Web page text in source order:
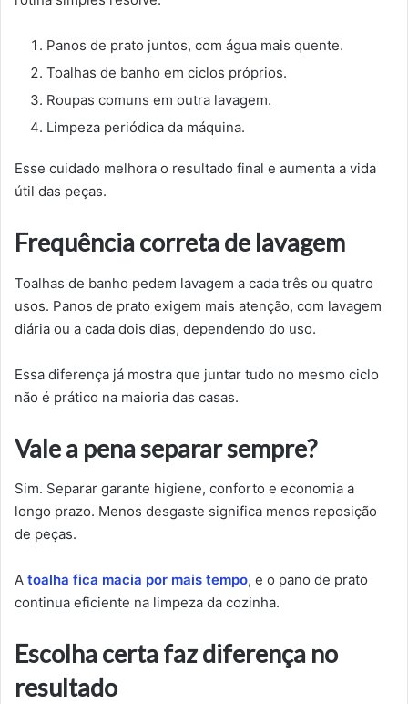
Panos de prato juntos, com água mais quente.
Toalhas de banho em ciclos próprios.
Roupas comuns em outra lavagem.
Limpeza periódica da máquina.
Esse cuidado melhora o resultado final e aumenta a vida
útil das peças.
Frequência correta de lavagem
Toalhas de banho pedem lavagem a cada três ou quatro
usos. Panos de prato exigem mais atenção, com lavagem
diária ou a cada dois dias, dependendo do uso.
Essa diferença já mostra que juntar tudo no mesmo ciclo
não é prático na maioria das casas.
Vale a pena separar sempre?
Sim. Separar garante higiene, conforto e economia a
longo prazo. Menos desgaste significa menos reposição
de peças.
A toalha fica macia por mais tempo, e o pano de prato
continua eficiente na limpeza da cozinha.
Escolha certa faz diferença no
resultado